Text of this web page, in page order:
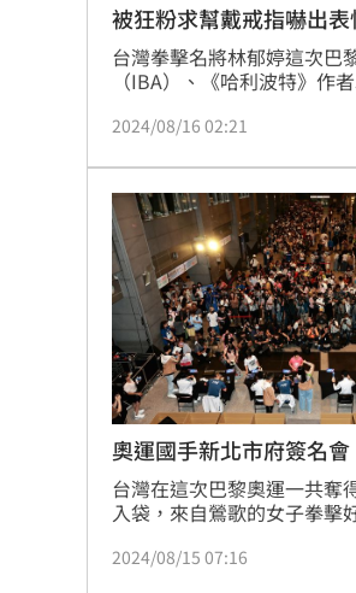
被狂粉求幫戴戒指嚇出
台灣拳擊名將林郁婷這次巴
（IBA）、《哈利波特》作
精神獲得全台人民相挺，還
引大批粉絲到場、人氣爆棚
求婚戒指、結婚證書，讓她
無極限」的她也盡可能滿足
16日參加回國餐會，受訪時
大家未來能
2024/08/16 02:21
奧運國手新北市府簽名
台灣在這次巴黎奧運一共奪
入袋，來自鶯歌的女子拳擊
舉辦《新北榮耀》奧運選手
2024/08/15 07:16